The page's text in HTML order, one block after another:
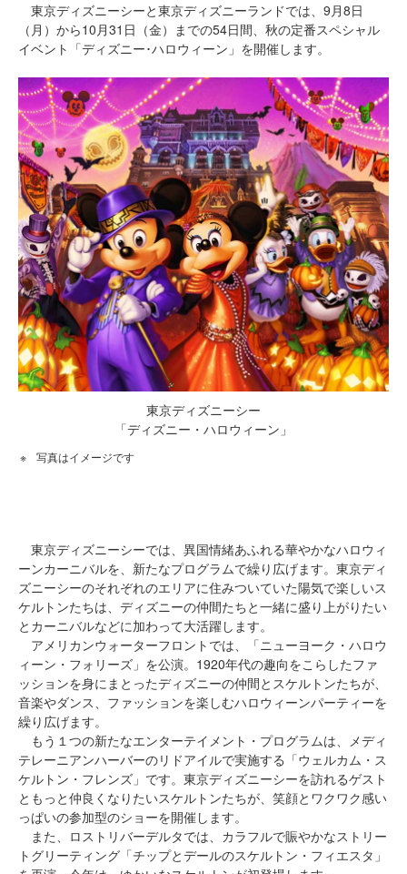
東京ディズニーシーと東京ディズニーランドでは、9月8日
（月）から10月31日（金）までの54日間、秋の定番スペシャル
イベント「ディズニー･ハロウィーン」を開催します。
東京ディズニーシー
「ディズニー・ハロウィーン」
写真はイメージです
東京ディズニーシーでは、異国情緒あふれる華やかなハロウィ
ーンカーニバルを、新たなプログラムで繰り広げます。東京ディ
ズニーシーのそれぞれのエリアに住みついていた陽気で楽しいス
ケルトンたちは、ディズニーの仲間たちと一緒に盛り上がりたい
とカーニバルなどに加わって大活躍します。
アメリカンウォーターフロントでは、「ニューヨーク・ハロウ
ィーン・フォリーズ」を公演。1920年代の趣向をこらしたファ
ッションを身にまとったディズニーの仲間とスケルトンたちが、
音楽やダンス、ファッションを楽しむハロウィーンパーティーを
繰り広げます。
もう１つの新たなエンターテイメント・プログラムは、メディ
テレーニアンハーバーのリドアイルで実施する「ウェルカム・ス
ケルトン・フレンズ」です。東京ディズニーシーを訪れるゲスト
ともっと仲良くなりたいスケルトンたちが、笑顔とワクワク感い
っぱいの参加型のショーを開催します。
また、ロストリバーデルタでは、カラフルで賑やかなストリー
トグリーティング「チップとデールのスケルトン・フィエスタ」